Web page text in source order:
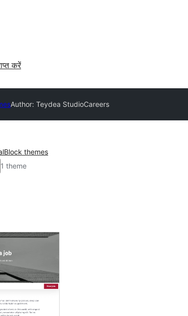
करें
Author: Teydea StudioCareers
Block themes
1 theme